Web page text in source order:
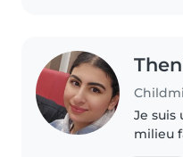
Je suis
milieu